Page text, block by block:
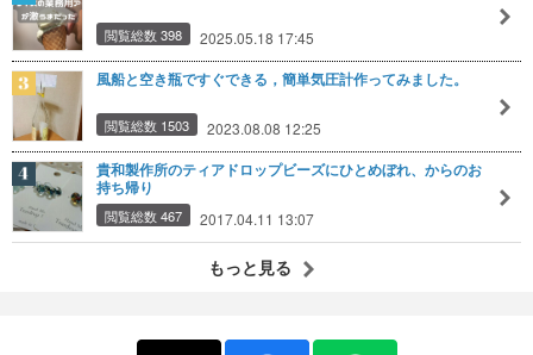
閲覧総数 398 2025.05.18 17:45
風船と空き瓶ですぐできる，簡単気圧計作ってみました。
閲覧総数 1503 2023.08.08 12:25
貴和製作所のティアドロップビーズにひとめぼれ、からのお
持ち帰り
閲覧総数 467 2017.04.11 13:07
もっと見る